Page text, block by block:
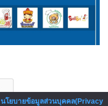
นโยบายข้อมูลส่วนบุคคล(Privacy